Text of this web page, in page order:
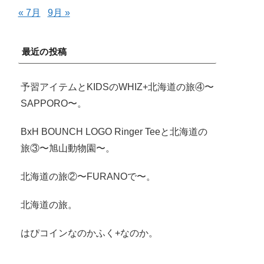
« 7月 9月 »
最近の投稿
予習アイテムとKIDSのWHIZ+北海道の旅④〜
SAPPORO〜。
BxH BOUNCH LOGO Ringer Teeと北海道の
旅③〜旭山動物園〜。
北海道の旅②〜FURANOで〜。
北海道の旅。
はぴコインなのかふく+なのか。